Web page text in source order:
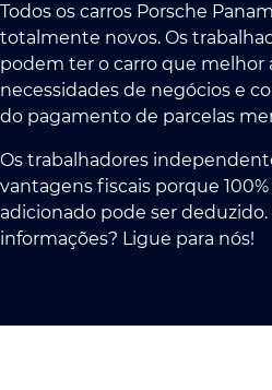
Todos os carros Porsche
totalmente novos. Os
podem ter o carro que melhor
necessidades de negócios e
do pagamento de parcelas
Os trabalhadores
vantagens fiscais porque
adicionado pode ser deduzido.
informações? Ligue para nós!